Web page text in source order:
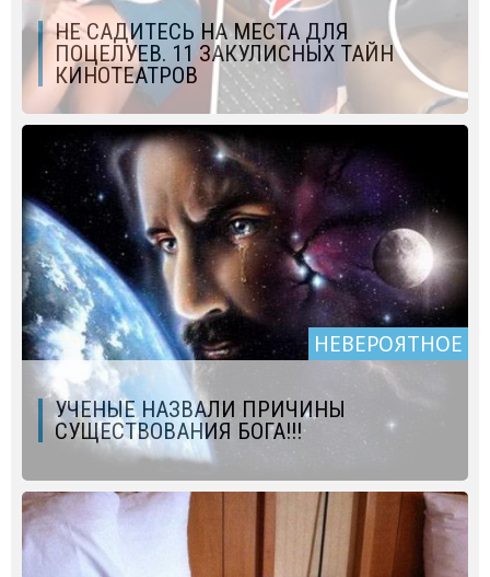
НЕ САДИТЕСЬ НА МЕСТА ДЛЯ
ПОЦЕЛУЕВ. 11 ЗАКУЛИСНЫХ ТАЙН
КИНОТЕАТРОВ
НЕВЕРОЯТНОЕ
УЧЕНЫЕ НАЗВАЛИ ПРИЧИНЫ
СУЩЕСТВОВАНИЯ БОГА!!!